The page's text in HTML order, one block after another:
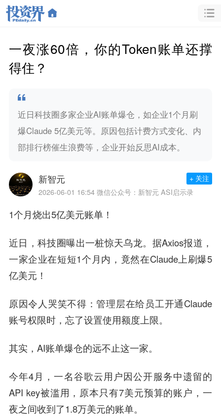
一夜涨60倍，你的Token账单还撑
得住？
近日科技圈多家企业AI账单爆仓，如企业1个月刷
爆Claude 5亿美元等。原因包括计费方式变化、内
部排行榜催生浪费等，企业开始反思AI成本。
新智元
2026-06-01 16:54 微信公众号：新智元 ASI启示录
+ 关注
1个月烧出5亿美元账单！
近日，科技圈曝出一桩惊天乌龙。据Axios报道，
一家企业在短短1个月内，竟然在Claude上刷爆5
亿美元！
原因令人哭笑不得：管理层在给员工开通Claude
账号权限时，忘了设置使用额度上限。
其实，AI账单爆仓的远不止这一家。
今年4月，一名谷歌云用户因公开服务中遗留的
API key被滥用，原本只有7美元预算的账户，一
夜之间收到了1.8万美元的账单。